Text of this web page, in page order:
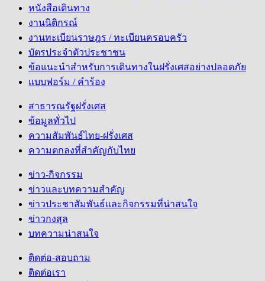
หนังสือเดินทาง
งานนิติกรณ์
งานทะเบียนราษฎร / ทะเบียนครอบครัว
บัตรประจำตัวประชาชน
ข้อแนะนำสำหรับการเดินทางในฝรั่งเศสอย่างปลอดภัย
แบบฟอร์ม / คำร้อง
สาธารณรัฐฝรั่งเศส
ข้อมูลทั่วไป
ความสัมพันธ์ไทย-ฝรั่งเศส
ความตกลงที่สำคัญกับไทย
ข่าว-กิจกรรม
ข่าวและบทความสำคัญ
ข่าวประชาสัมพันธ์และกิจกรรมที่น่าสนใจ
ข่าวกงสุล
บทความน่าสนใจ
ติดต่อ-สอบถาม
ติดต่อเรา